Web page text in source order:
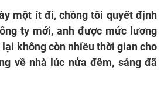
một ít đi, chồng tôi quyết định
ty mới, anh được mức lương
không còn nhiều thời gian cho
về nhà lúc nửa đêm, sáng đã